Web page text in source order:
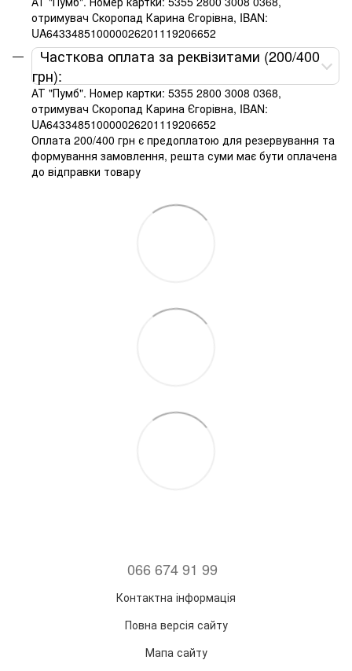
отримувач Скоропад Карина Єгорівна, IBAN:
UA643348510000026201119206652
Часткова оплата за реквізитами (200/400
грн):
АТ "Пумб". Номер картки: 5355 2800 3008 0368,
отримувач Скоропад Карина Єгорівна, IBAN:
UA643348510000026201119206652
Оплата 200/400 грн є предоплатою для резервування та
формування замовлення, решта суми має бути оплачена
до відправки товару
066 674 91 99
Контактна інформація
Повна версія сайту
Мапа сайту